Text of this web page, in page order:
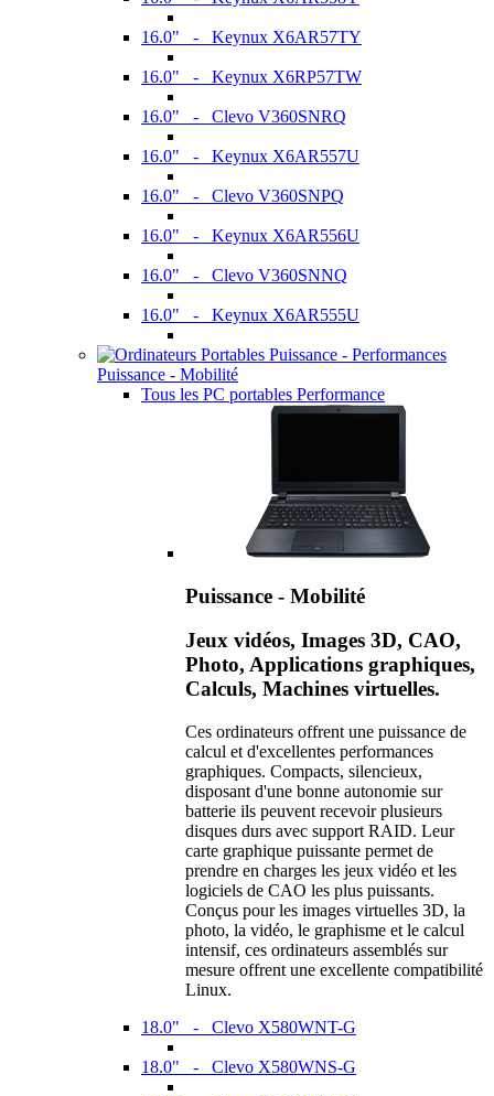
16.0" - Keynux X6AR57TY
16.0" - Keynux X6RP57TW
16.0" - Clevo V360SNRQ
16.0" - Keynux X6AR557U
16.0" - Clevo V360SNPQ
16.0" - Keynux X6AR556U
16.0" - Clevo V360SNNQ
16.0" - Keynux X6AR555U
Puissance - Mobilité
Tous les PC portables Performance
Puissance - Mobilité
Jeux vidéos, Images 3D, CAO,
Photo, Applications graphiques,
Calculs, Machines virtuelles.
Ces ordinateurs offrent une puissance de
calcul et d'excellentes performances
graphiques. Compacts, silencieux,
disposant d'une bonne autonomie sur
batterie ils peuvent recevoir plusieurs
disques durs avec support RAID. Leur
carte graphique puissante permet de
prendre en charges les jeux vidéo et les
logiciels de CAO les plus puissants.
Conçus pour les images virtuelles 3D, la
photo, la vidéo, le graphisme et le calcul
intensif, ces ordinateurs assemblés sur
mesure offrent une excellente compatibilité
Linux.
18.0" - Clevo X580WNT-G
18.0" - Clevo X580WNS-G